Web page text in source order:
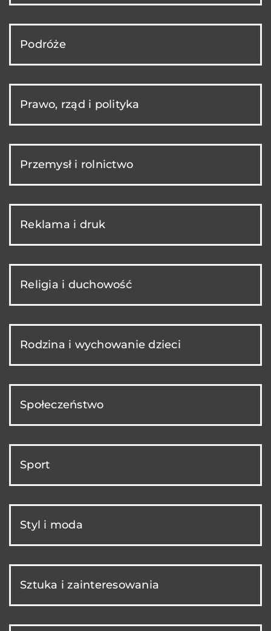
Podróże
Prawo, rząd i polityka
Przemysł i rolnictwo
Reklama i druk
Religia i duchowość
Rodzina i wychowanie dzieci
Społeczeństwo
Sport
Styl i moda
Sztuka i zainteresowania